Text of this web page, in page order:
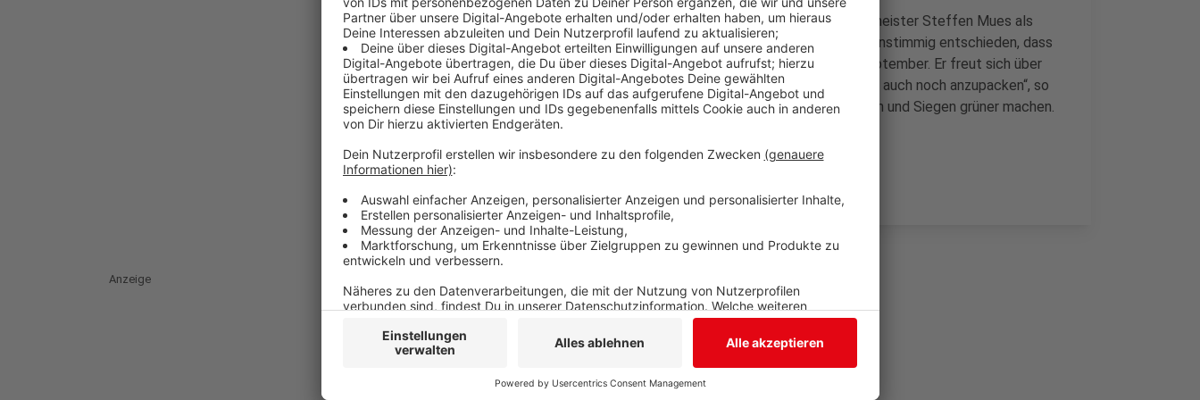
Die CDU Siegen-Wittgenstein nominiert den amtierenden Bürgermeister Steffen Mues als
Bürgermeisterkandidaten für Siegen. Der Vorstand der CDU hat einstimmig entschieden, dass
Mues ins Rennen geschickt werden soll für Kommunalwahl im September. Er freut sich über
die Nominierung „ Es ist viel geschafft worden, aber vieles gibt es auch noch anzupacken“, so
Mues. Unter anderem möchte er die Infrastruktur weiter ausbauen und Siegen grüner machen.
Anzeige